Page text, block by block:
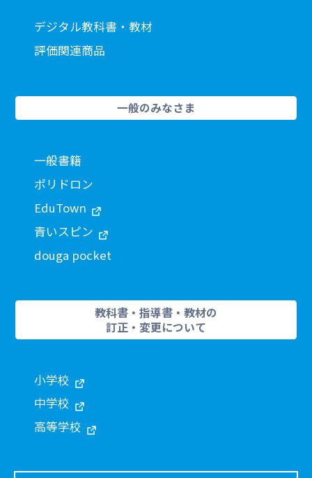
デジタル教科書・教材
評価関連商品
一般のみなさま
一般書籍
ポリドロン
EduTown
青いスピン
douga pocket
教科書・指導書・教材の
訂正・変更について
小学校
中学校
高等学校